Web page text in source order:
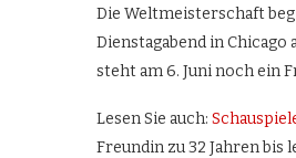
Die Weltmeisterschaft
Dienstagabend in
steht am 6. Juni noch ein
Lesen Sie auch:
Freundin zu 32 Jahren